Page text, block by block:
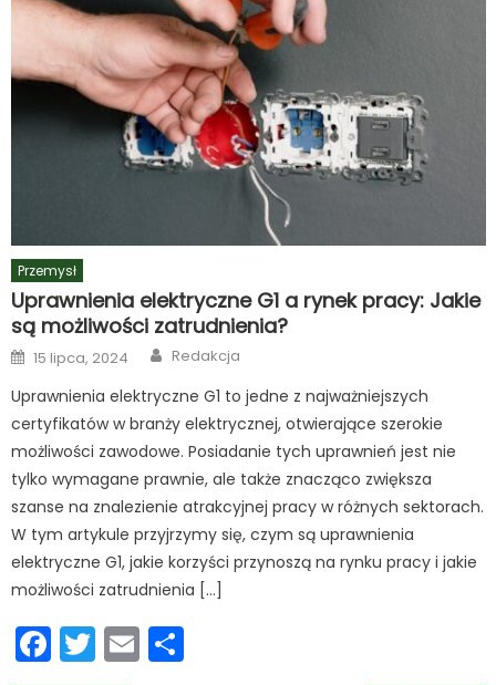
Przemysł
Uprawnienia elektryczne G1 a rynek pracy: Jakie
są możliwości zatrudnienia?
Posted
on
15 lipca, 2024 Author
Redakcja
Uprawnienia elektryczne G1 to jedne z najważniejszych
certyfikatów w branży elektrycznej, otwierające szerokie
możliwości zawodowe. Posiadanie tych uprawnień jest nie
tylko wymagane prawnie, ale także znacząco zwiększa
szanse na znalezienie atrakcyjnej pracy w różnych sektorach.
W tym artykule przyjrzymy się, czym są uprawnienia
elektryczne G1, jakie korzyści przynoszą na rynku pracy i jakie
możliwości zatrudnienia […]
Facebook
Twitter
Email